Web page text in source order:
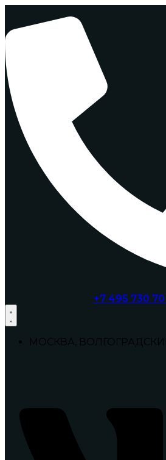
содержимому
+7 495 730
МОСКВА, ВОЛГОГРАДСКИЙ